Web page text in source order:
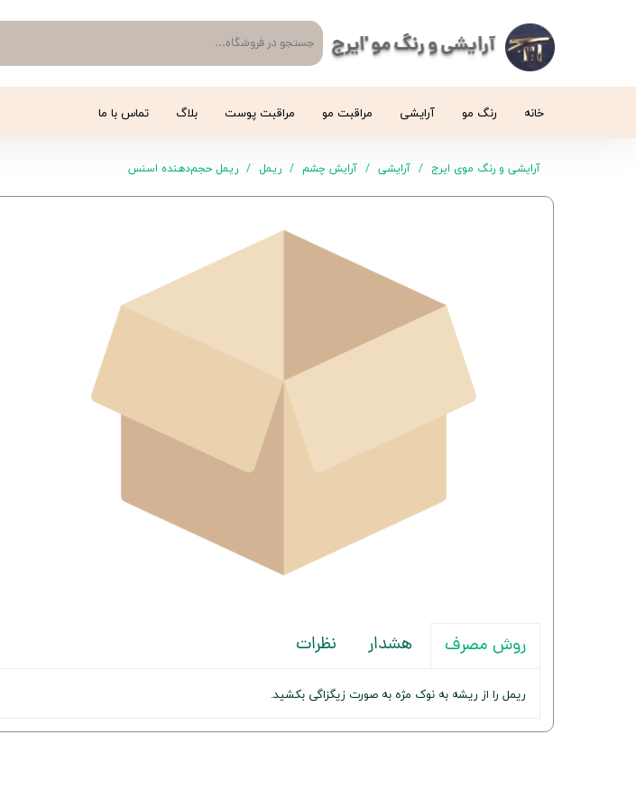
آرایشی و رنگ مو 'ایرج
خانه رنگ مو آرایشی مراقبت مو مراقبت پوست بلاگ تماس با ما
آرایشی و رنگ موی ایرج آرایشی آرایش چشم ریمل ریمل حجم‌دهنده اسنس
روش مصرف هشدار نظرات
ریمل را از ریشه به نوک مژه به صورت زیگزاگی بکشید.